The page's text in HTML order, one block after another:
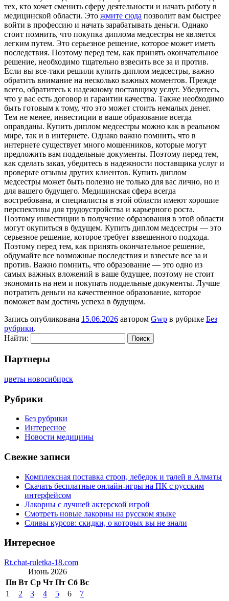
тех, кто хочет сменить сферу деятельности и начать работу в
медицинской области. Это жмите сюда позволит вам быстрее
войти в профессию и начать зарабатывать деньги. Однако
стоит помнить, что покупка диплома медсестры не является
легким путем. Это серьезное решение, которое может иметь
последствия. Поэтому перед тем, как принять окончательное
решение, необходимо тщательно взвесить все за и против.
Если вы все-таки решили купить диплом медсестры, важно
обратить внимание на несколько важных моментов. Прежде
всего, обратитесь к надежному поставщику услуг. Убедитесь,
что у вас есть договор и гарантии качества. Также необходимо
быть готовым к тому, что это может стоить немалых денег.
Тем не менее, инвестиции в ваше образование всегда
оправданы. Купить диплом медсестры можно как в реальном
мире, так и в интернете. Однако важно помнить, что в
интернете существует много мошенников, которые могут
предложить вам поддельные документы. Поэтому перед тем,
как сделать заказ, убедитесь в надежности поставщика услуг и
проверьте отзывы других клиентов. Купить диплом
медсестры может быть полезно не только для вас лично, но и
для вашего будущего. Медицинская сфера всегда
востребована, и специалисты в этой области имеют хорошие
перспективы для трудоустройства и карьерного роста.
Поэтому инвестиции в получение образования в этой области
могут окупиться в будущем. Купить диплом медсестры — это
серьезное решение, которое требует взвешенного подхода.
Поэтому перед тем, как принять окончательное решение,
обдумайте все возможные последствия и взвесьте все за и
против. Важно помнить, что образование — это одно из
самых важных вложений в ваше будущее, поэтому не стоит
экономить на нем и покупать поддельные документы. Лучше
потратить деньги на качественное образование, которое
поможет вам достичь успеха в будущем.
Запись опубликована 15.06.2026 автором Gwp в рубрике Без
рубрики.
Найти:
Партнеры
цветы новосибирск
Рубрики
Без рубрики
Интересное
Новости медицины
Свежие записи
Комплексная поставка строп, лебедок и талей в Алматы
Скачать бесплатные онлайн-игры на ПК с русским
интерфейсом
Лакорны с лучшей актерской игрой
Смотреть новые лакорны на русском языке
Сливы курсов: скидки, о которых вы не знали
Интересное
Rt.chat-ruletka-18.com
Июнь 2026
Пн Вт Ср Чт Пт Сб Вс
1
2 3 4 5 6
7